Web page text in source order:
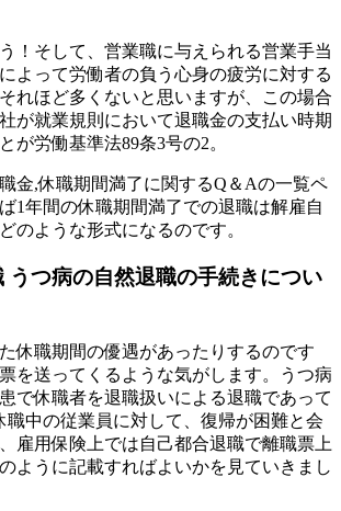
！そして、営業職に与えられる営業手当
よって労働者の負う心身の疲労に対する
れほど多くないと思いますが、この場合
が就業規則において退職金の支払い時期
が労働基準法89条3号の2。
金,休職期間満了に関するQ＆Aの一覧ペ
1年間の休職期間満了での退職は解雇自
のような形式になるのです。
うつ病の自然退職の手続きについ
休職期間の優遇があったりするのです
を送ってくるような気がします。うつ病
で休職者を退職扱いによる退職であって
職中の従業員に対して、復帰が困難と会
雇用保険上では自己都合退職で離職票上
ように記載すればよいかを見ていきまし